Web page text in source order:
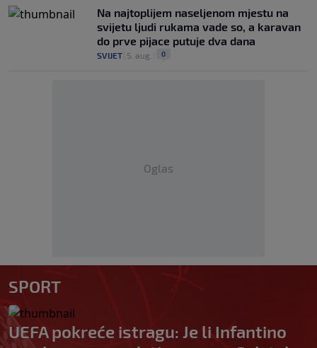
Na najtoplijem naseljenom mjestu na
svijetu ljudi rukama vade so, a karavan
do prve pijace putuje dva dana
SVIJET 5. aug. 0
Oglas
SPORT
UEFA pokreće istragu: Je li Infantino